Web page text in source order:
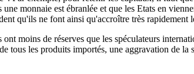
monnaie est ébranlée et que les Etats en
qu'ils ne font ainsi qu'accroître très
moins de réserves que les spéculateurs
tous les produits importés, une aggravation de